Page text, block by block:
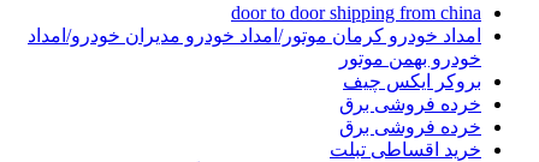
door to door shipping from china
امداد خودرو کرمان موتور/امداد خودرو مدیران خودرو/امداد
خودرو بهمن موتور
بروکر ایکس چیف
خرده فروشی برق
خرده فروشی برق
خرید اقساطی تبلت